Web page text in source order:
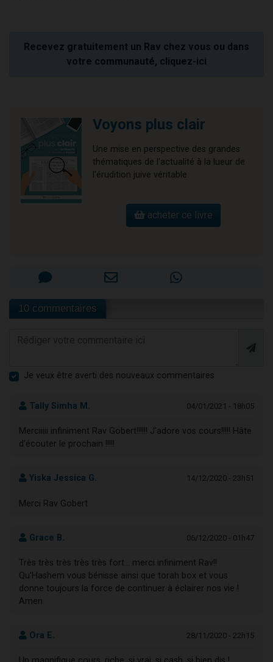
Recevez gratuitement un Rav chez vous ou dans
votre communauté, cliquez-ici
Voyons plus clair
Une mise en perspective des grandes
thématiques de l'actualité à la lueur de
l'érudition juive véritable.
acheter ce livre
10 commentaires
Je veux être averti des nouveaux commentaires
Tally Simha M. 04/01/2021 - 18h05
Merciiiii infiniment Rav Gobert!!!!!! J'adore vos cours!!!!! Hâte
d'écouter le prochain !!!!!
Yiska Jessica G. 14/12/2020 - 23h51
Merci Rav Gobert
Grace B. 06/12/2020 - 01h47
Très très très très très fort... merci infiniment Rav!!
Qu'Hashem vous bénisse ainsi que torah box et vous
donne toujours la force de continuer à éclairer nos vie !
Amen
Ora E. 28/11/2020 - 22h15